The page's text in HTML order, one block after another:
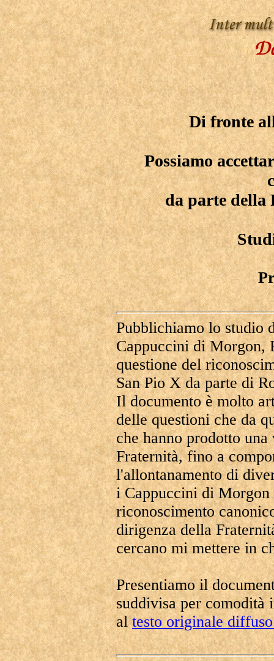
Di fronte
Possiamo
da parte della
Pubblichiamo lo studio
Cappuccini di Morgon,
questione del
San Pio X da parte di
Il documento è molto
delle questioni che da
che hanno prodotto
Fraternità, fino a
l'allontanamento di
i Cappuccini di
riconoscimento
dirigenza della
cercano mi mettere in
Presentiamo il
suddivisa per comodità
altesto originale